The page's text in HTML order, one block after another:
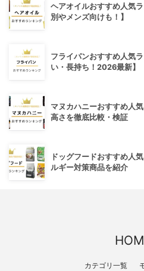
ヘアオイルおすすめ人気
別やメンズ向けも！】
フライパンおすすめ人気
い・長持ち！2026最新】
マヌカハニーおすすめ人
高さを徹底比較・検証
ドッグフードおすすめ人
ルギー対策商品を紹介
カテゴリ一覧